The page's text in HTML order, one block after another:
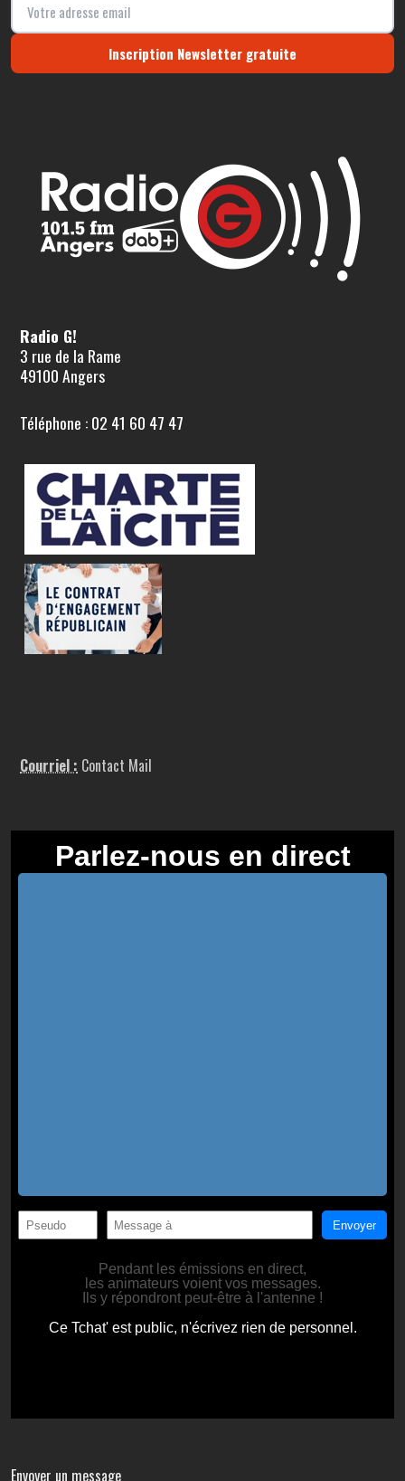
Inscription Newsletter gratuite
Radio G!
3 rue de la Rame
49100 Angers
Téléphone : 02 41 60 47 47
Courriel : Contact Mail
Envoyer un message